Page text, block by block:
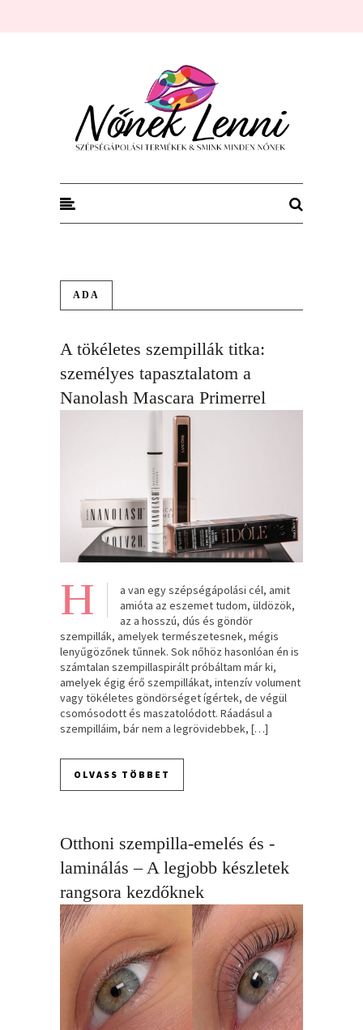
ADA
A tökéletes szempillák titka:
személyes tapasztalatom a
Nanolash Mascara Primerrel
H
a van egy szépségápolási cél, amit
amióta az eszemet tudom, üldözök,
az a hosszú, dús és göndör
szempillák, amelyek természetesnek, mégis
lenyűgözőnek tűnnek. Sok nőhöz hasonlóan én is
számtalan szempillaspirált próbáltam már ki,
amelyek égig érő szempillákat, intenzív volument
vagy tökéletes göndörséget ígértek, de végül
csomósodott és maszatolódott. Ráadásul a
szempilláim, bár nem a legrövidebbek, […]
OLVASS TÖBBET
Otthoni szempilla-emelés és -
laminálás – A legjobb készletek
rangsora kezdőknek